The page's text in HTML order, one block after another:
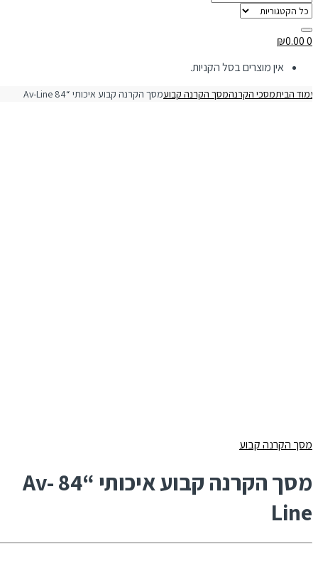
₪0.00
אין מוצרים בסל הקניות.
הביתמסכי הקרנהמסך הקרנה קבועמסך הקרנה קבוע איכותי “84 Av-Line
מסך הקרנה קבוע
מסך הקרנה קבוע איכותי “84 Av-
Line